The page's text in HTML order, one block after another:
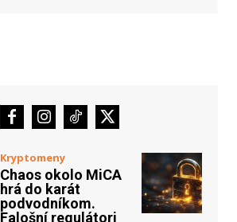
Kryptomeny
Chaos okolo MiCA
hrá do karát
podvodníkom.
Falošní regulátori